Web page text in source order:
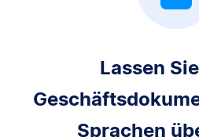
Lassen
Sprachen